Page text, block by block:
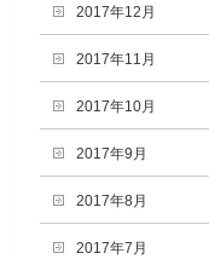
2017年12月
2017年11月
2017年10月
2017年9月
2017年8月
2017年7月